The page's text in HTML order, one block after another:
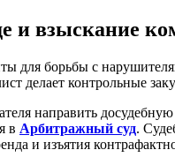
и взыскание
для борьбы с
делает контрольные
направить
в Арбитражный суд.
и изъятия